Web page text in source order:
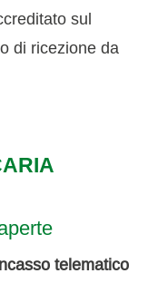
sul
di ricezione da
telematico